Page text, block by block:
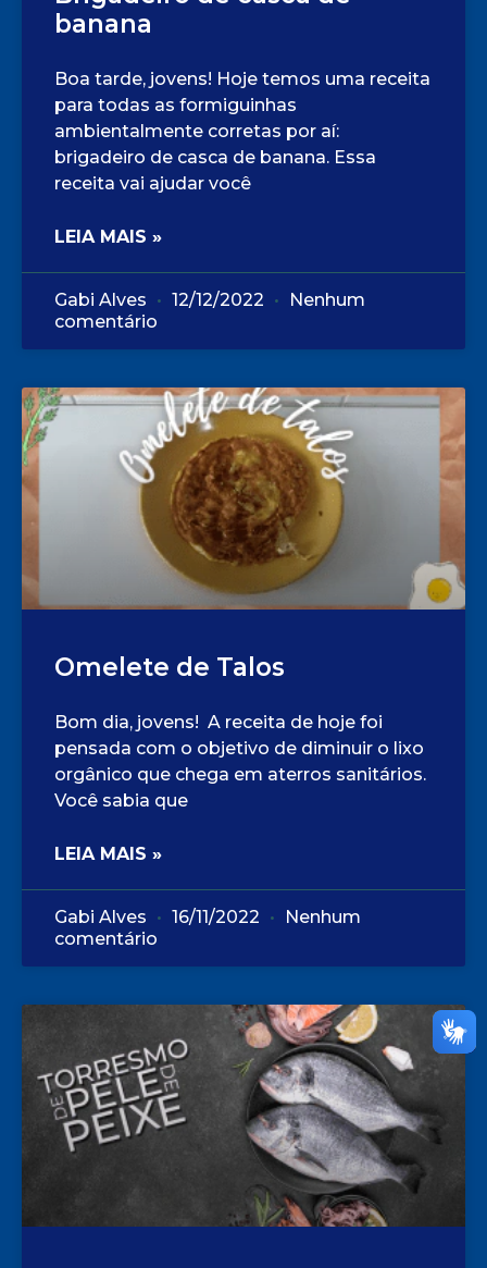
banana
Boa tarde, jovens! Hoje temos uma receita
para todas as formiguinhas
ambientalmente corretas por aí:
brigadeiro de casca de banana. Essa
receita vai ajudar você
LEIA MAIS »
Gabi Alves 12/12/2022
Nenhum
comentário
Omelete de Talos
Bom dia, jovens! A receita de hoje foi
pensada com o objetivo de diminuir o lixo
orgânico que chega em aterros sanitários.
Você sabia que
LEIA MAIS »
Gabi Alves 16/11/2022
Nenhum
comentário